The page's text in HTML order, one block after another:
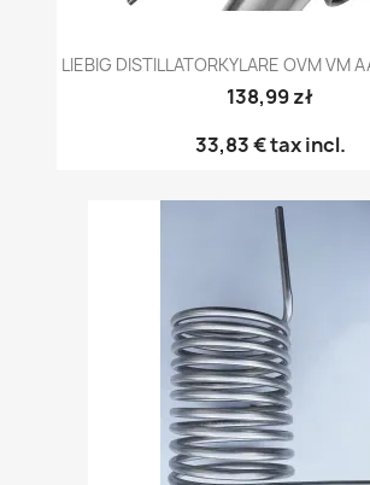
LIEBIG DISTILLATORKYLARE OVM VM
138,99 zł
33,83 €tax incl.